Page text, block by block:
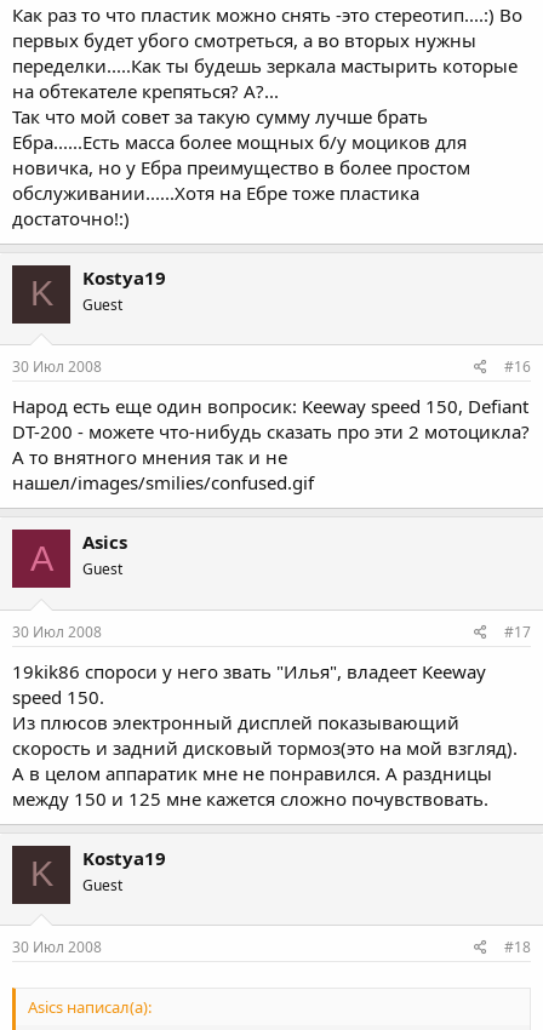
Как раз то что пластик можно снять -это стереотип....:) Во
первых будет убого смотреться, а во вторых нужны
переделки.....Как ты будешь зеркала мастырить которые
на обтекателе крепяться? А?...
Так что мой совет за такую сумму лучше брать
Ебра......Есть масса более мощных б/у моциков для
новичка, но у Ебра преимущество в более простом
обслуживании......Хотя на Ебре тоже пластика
достаточно!:)
K Kostya19
Guest
30 Июл 2008 #16
Народ есть еще один вопросик: Keeway speed 150, Defiant
DT-200 - можете что-нибудь сказать про эти 2 мотоцикла?
А то внятного мнения так и не
нашел/images/smilies/confused.gif
A Asics
Guest
30 Июл 2008 #17
19kik86 спороси у него звать "Илья", владеет Keeway
speed 150.
Из плюсов электронный дисплей показывающий
скорость и задний дисковый тормоз(это на мой взгляд).
А в целом аппаратик мне не понравился. А раздницы
между 150 и 125 мне кажется сложно почувствовать.
K Kostya19
Guest
30 Июл 2008 #18
Asics написал(а):